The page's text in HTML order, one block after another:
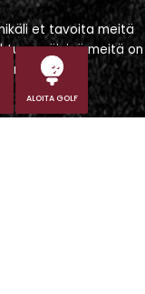
ALOITA GOLF
et tavoita meitä
meitä on